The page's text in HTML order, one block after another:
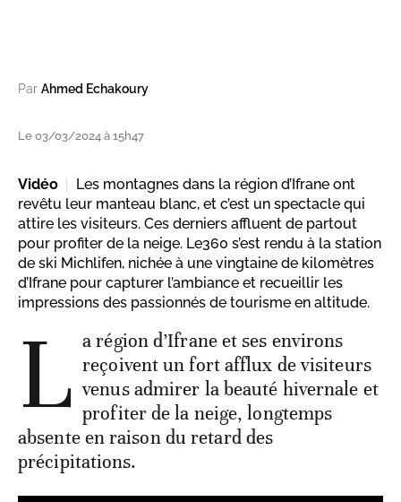
Par Ahmed Echakoury
Le 03/03/2024 à 15h47
Vidéo
Les montagnes dans la région d’Ifrane ont
revêtu leur manteau blanc, et c’est un spectacle qui
attire les visiteurs. Ces derniers affluent de partout
pour profiter de la neige. Le360 s’est rendu à la station
de ski Michlifen, nichée à une vingtaine de kilomètres
d’Ifrane pour capturer l’ambiance et recueillir les
impressions des passionnés de tourisme en altitude.
L a région d’Ifrane et ses environs
reçoivent un fort afflux de visiteurs
venus admirer la beauté hivernale et
profiter de la neige, longtemps
absente en raison du retard des
précipitations.